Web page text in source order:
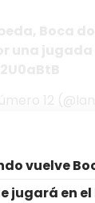
12
vuelve
jugará en